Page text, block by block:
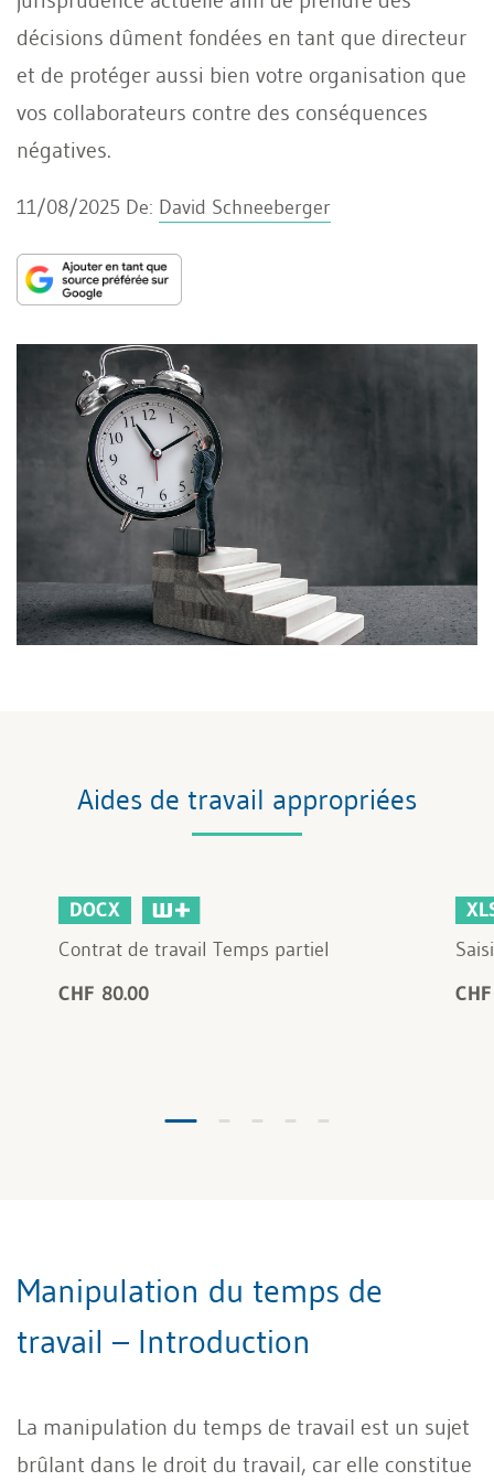
décisions dûment fondées en tant que directeur
et de protéger aussi bien votre organisation que
vos collaborateurs contre des conséquences
négatives.
11/08/2025 De: David Schneeberger
Aides de travail appropriées
DOCX
Contrat de travail Temps partiel
CHF 80.00
Manipulation du temps de
travail – Introduction
La manipulation du temps de travail est un sujet
brûlant dans le droit du travail, car elle constitue